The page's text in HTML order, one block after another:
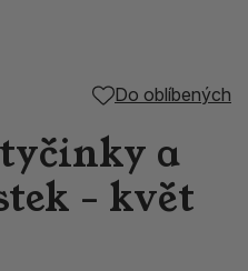
Do oblíbených
a
- květ